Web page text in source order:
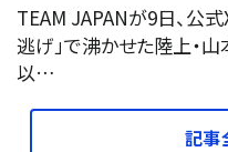
TEAM JAPANが9日、公式
逃げ」で沸かせた陸上・
以…
記事